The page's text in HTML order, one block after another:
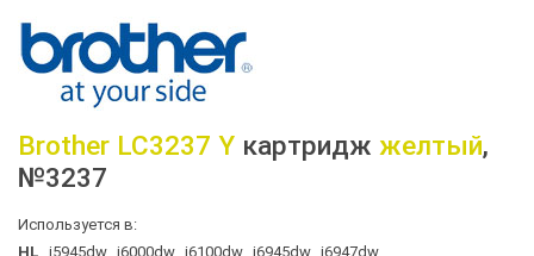
Brother LC3237 Y картридж желтый,
№3237
Используется в:
HL j5945dw j6000dw j6100dw j6945dw j6947dw